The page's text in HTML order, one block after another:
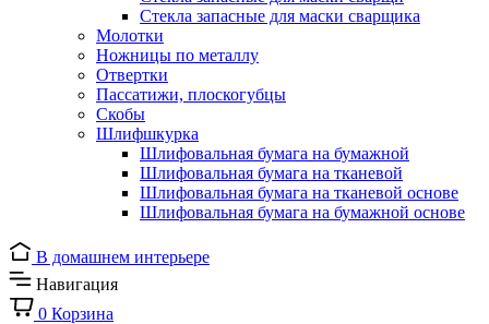
Стекла запасные для маски сварщика
Молотки
Ножницы по металлу
Отвертки
Пассатижи, плоскогубцы
Скобы
Шлифшкурка
Шлифовальная бумага на бумажной
Шлифовальная бумага на тканевой
Шлифовальная бумага на тканевой основе
Шлифовальная бумага на бумажной основе
В домашнем интерьере
Навигация
0 Корзина